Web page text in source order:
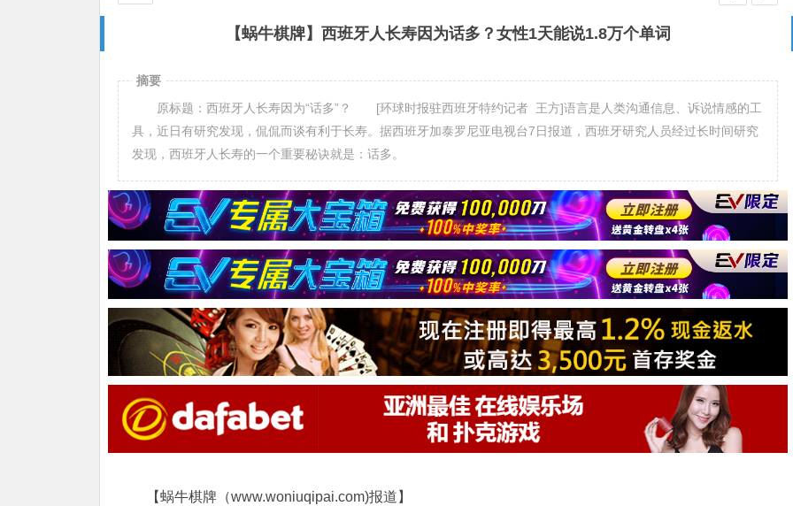
【蜗牛棋牌】西班牙人长寿因为话多？女性1天能说1.8万个单词
摘要
原标题：西班牙人长寿因为“话多”？ [环球时报驻西班牙特约记者 王方]语言是人类沟通信息、诉说情感的工
具，近日有研究发现，侃侃而谈有利于长寿。据西班牙加泰罗尼亚电视台7日报道，西班牙研究人员经过长时间研究
发现，西班牙人长寿的一个重要秘诀就是：话多。
【蜗牛棋牌（www.woniuqipai.com)报道】